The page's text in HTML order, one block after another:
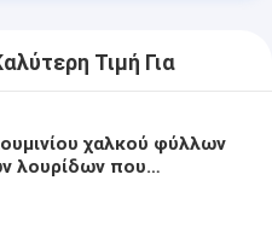
Τιμή Για
χαλκού φύλλων
λουρίδων που